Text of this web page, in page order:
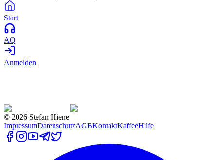
Start
AQ
Anmelden
© 2026 Stefan Hiene
ImpressumDatenschutzAGBKontaktKaffeeHilfe